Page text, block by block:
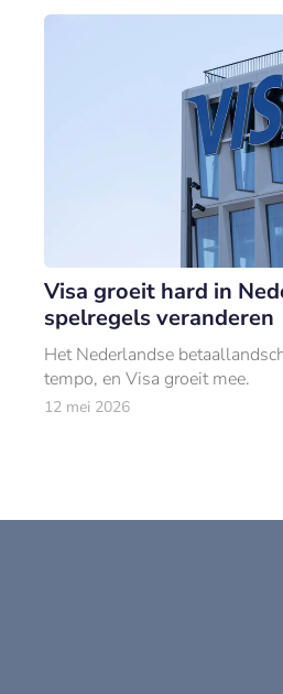
Visa groeit hard in
spelregels veranderen
Het Nederlandse
tempo, en Visa groeit mee.
12 mei 2026